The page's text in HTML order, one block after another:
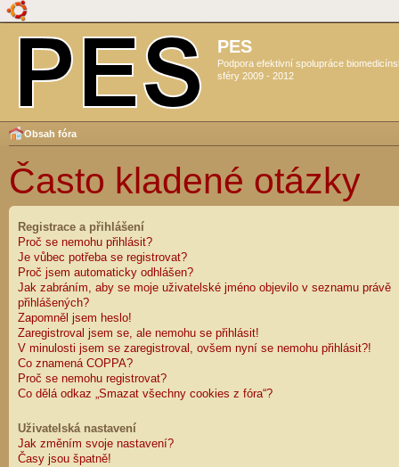
PES
Podpora efektivní spolupráce
sféry 2009 - 2012
Obsah fóra
Často kladené otázky
Registrace a přihlášení
Proč se nemohu přihlásit?
Je vůbec potřeba se registrovat?
Proč jsem automaticky odhlášen?
Jak zabráním, aby se moje uživatelské jméno objevilo v seznamu právě
přihlášených?
Zapomněl jsem heslo!
Zaregistroval jsem se, ale nemohu se přihlásit!
V minulosti jsem se zaregistroval, ovšem nyní se nemohu přihlásit?!
Co znamená COPPA?
Proč se nemohu registrovat?
Co dělá odkaz „Smazat všechny cookies z fóra“?
Uživatelská nastavení
Jak změním svoje nastavení?
Časy jsou špatně!